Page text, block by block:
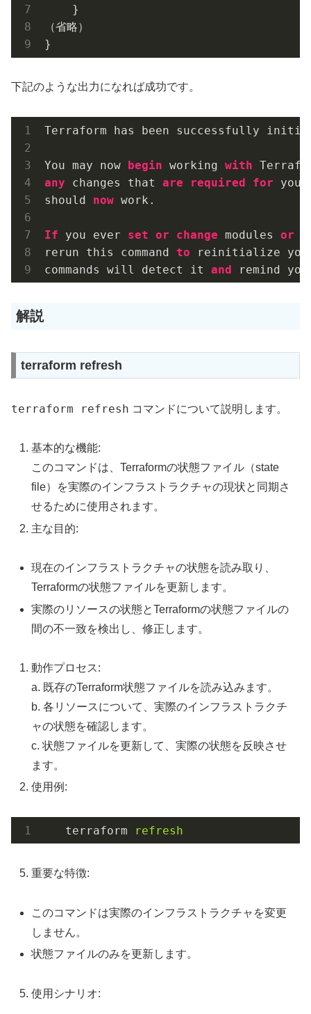
    }
（省略）
下記のような出力になれば成功です。
Terraform has been successfully
You may now begin working with
any changes that are required for
should now work.
If you ever set or change modules or
rerun this command to reinitialize
commands will detect it and remind
解説
terraform refresh
terraform refresh コマンドについて説明します。
基本的な機能:
このコマンドは、Terraformの状態ファイル（state
file）を実際のインフラストラクチャの現状と同期さ
せるために使用されます。
主な目的:
現在のインフラストラクチャの状態を読み取り、
Terraformの状態ファイルを更新します。
実際のリソースの状態とTerraformの状態ファイルの
間の不一致を検出し、修正します。
動作プロセス:
a. 既存のTerraform状態ファイルを読み込みます。
b. 各リソースについて、実際のインフラストラクチ
ャの状態を確認します。
c. 状態ファイルを更新して、実際の状態を反映させ
ます。
使用例:
terraform refresh
重要な特徴:
このコマンドは実際のインフラストラクチャを変更
しません。
状態ファイルのみを更新します。
使用シナリオ: